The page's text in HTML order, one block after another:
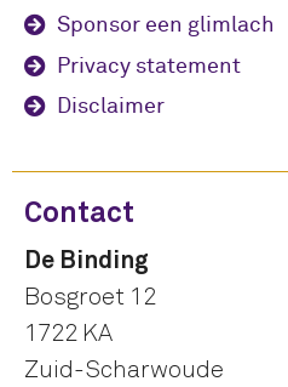
Sponsor een glimlach
Privacy statement
Disclaimer
Contact
De Binding
Bosgroet 12
1722 KA
Zuid-Scharwoude